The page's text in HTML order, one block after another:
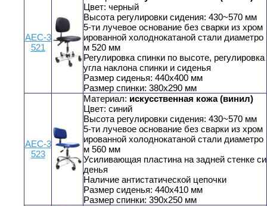
АЕС-3
521
Цвет: черный
Высота регулировки сидения: 430~570 мм
5-ти лучевое основание без сварки из хром
ированной холоднокатаной стали диаметро
м 520 мм
Регулировка спинки по высоте, регулировка
угла наклона спинки и сиденья
Размер сиденья: 440x400 мм
Размер спинки: 380x290 мм
АЕС-3
523
Материал: искусственная кожа (винил)
Цвет: синий
Высота регулировки сидения: 430~570 мм
5-ти лучевое основание без сварки из хром
ированной холоднокатаной стали диаметро
м 560 мм
Усиливающая пластина на задней стенке си
денья
Наличие антистатической цепочки
Размер сиденья: 440x410 мм
Размер спинки: 390x250 мм